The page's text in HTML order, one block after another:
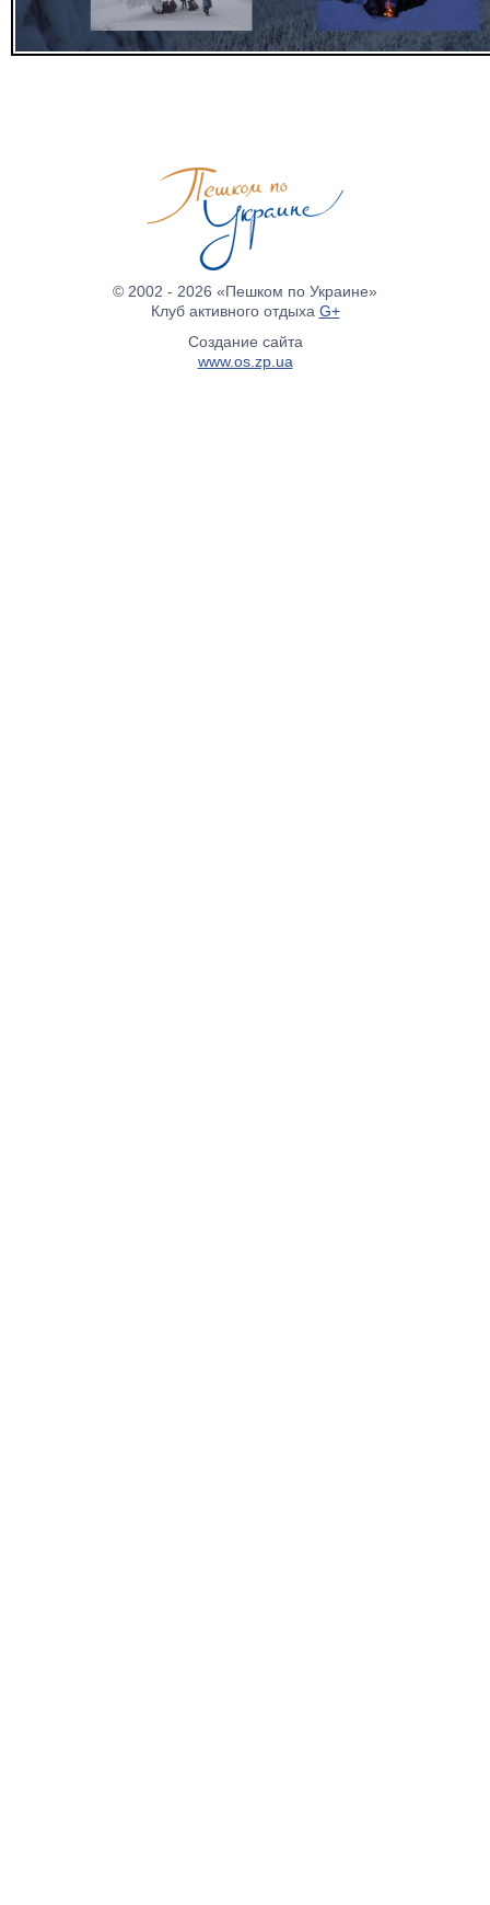
© 2002 - 2026 «Пешком по Украине»
Клуб активного отдыха G+
Создание сайта
www.os.zp.ua